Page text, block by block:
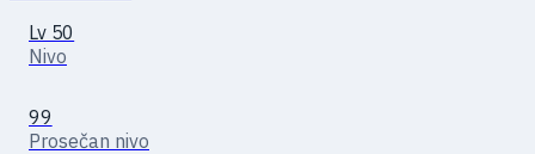
Lv 50
Nivo
99
Prosečan nivo